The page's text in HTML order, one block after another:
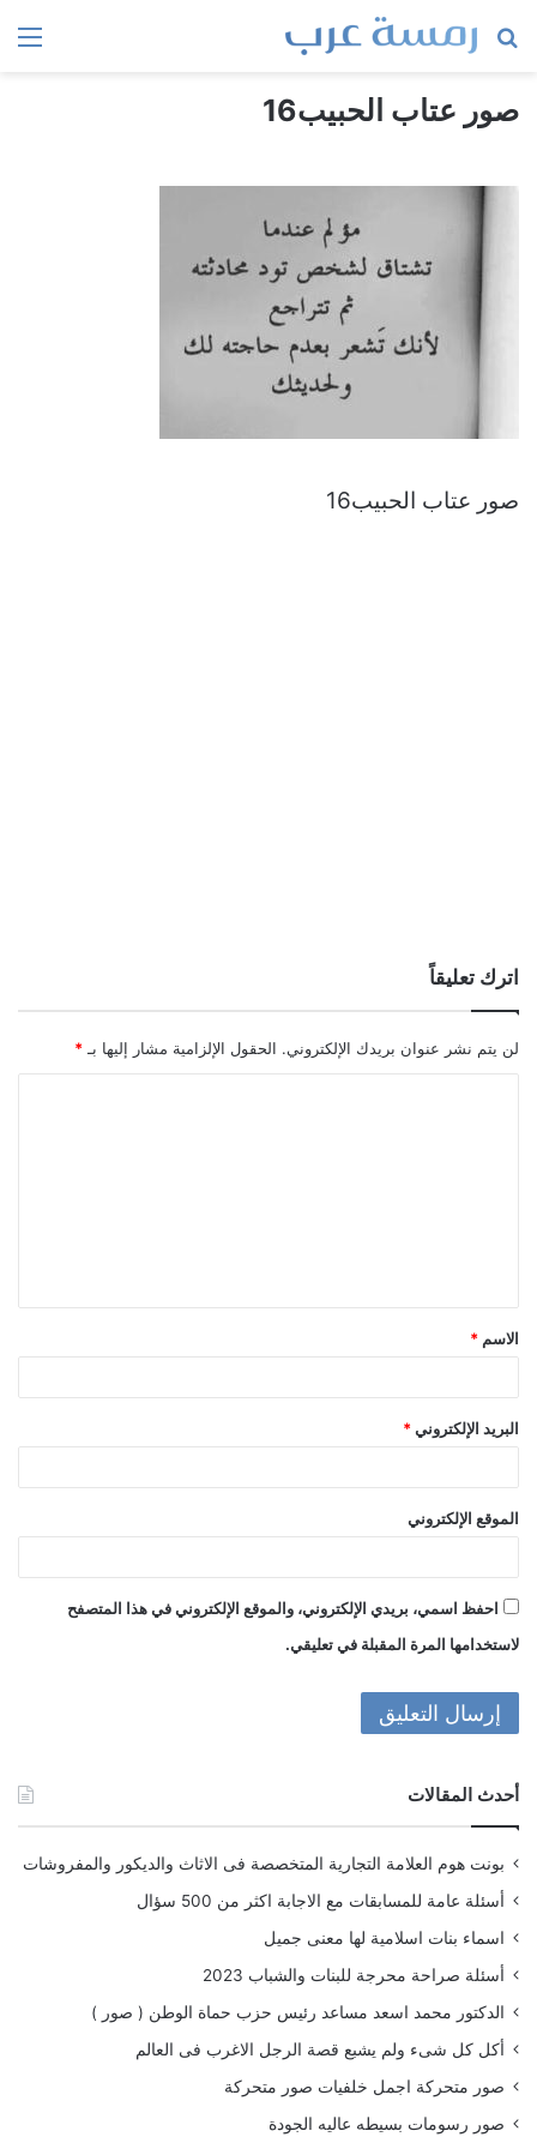
بحث
صور عتاب الحبيب16
صور عتاب الحبيب16
اترك تعليقاً
لن يتم نشر عنوان بريدك الإلكتروني. الحقول الإلزامية مشار إليها بـ *
ق
*
الاسم *
البريد الإلكتروني *
الموقع الإلكتروني
احفظ اسمي، بريدي الإلكتروني، والموقع الإلكتروني في هذا المتصفح
لاستخدامها المرة المقبلة في تعليقي.
أحدث المقالات
بونت هوم العلامة التجارية المتخصصة فى الاثاث والديكور والمفروشات
أسئلة عامة للمسابقات مع الاجابة اكثر من 500 سؤال
اسماء بنات اسلامية لها معنى جميل
أسئلة صراحة محرجة للبنات والشباب 2023
الدكتور محمد اسعد مساعد رئيس حزب حماة الوطن ( صور )
أكل كل شىء ولم يشبع قصة الرجل الاغرب فى العالم
صور متحركة اجمل خلفيات صور متحركة
صور رسومات بسيطه عاليه الجودة